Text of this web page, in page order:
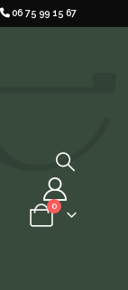
06 75 99 15 67
0